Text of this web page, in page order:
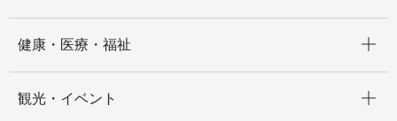
健康・医療・福祉
観光・イベント